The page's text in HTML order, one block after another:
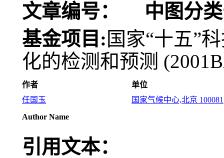
文章编号：
中图分
基金项目: 国家“十五”
化的检测和预测
作者
单位
任国玉
国家气候中心,北京 100081
Author Name
引用文本：